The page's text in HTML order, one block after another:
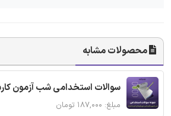
محصولات مشابه
سوالات استخدامی شب آزمون
مبلغ: ۱۸۷,۰۰۰ تومان